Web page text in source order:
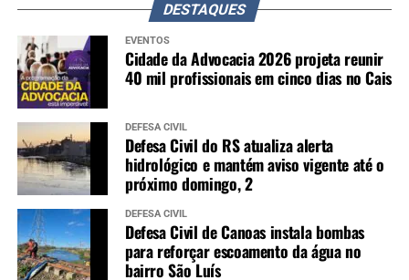
DESTAQUES
EVENTOS
Cidade da Advocacia 2026 projeta reunir
40 mil profissionais em cinco dias no Cais
DEFESA CIVIL
Defesa Civil do RS atualiza alerta
hidrológico e mantém aviso vigente até o
próximo domingo, 2
DEFESA CIVIL
Defesa Civil de Canoas instala bombas
para reforçar escoamento da água no
bairro São Luís